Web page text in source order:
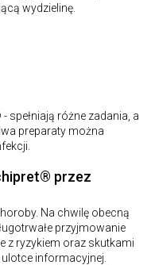
wydzielinę.
spełniają różne zadania, a
preparaty można
przez
Na chwilę obecną
przyjmowanie
z ryzykiem oraz skutkami
informacyjnej.